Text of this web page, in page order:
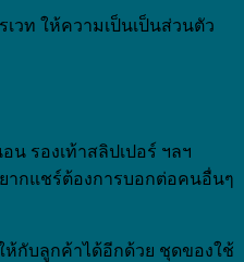
วท ให้ความเป็นเป็นส่วนตัว
น รองเท้าสลิปเปอร์ ฯลฯ
ากแชร์ต้องการบอกต่อคนอื่นๆ
กับลูกค้าได้อีกด้วย ชุดของใช้